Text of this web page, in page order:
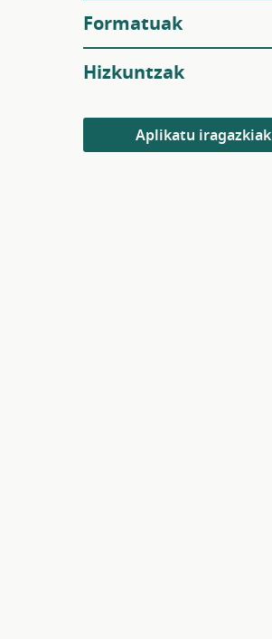
Formatuak
Hizkuntzak
Aplikatu iragazkiak